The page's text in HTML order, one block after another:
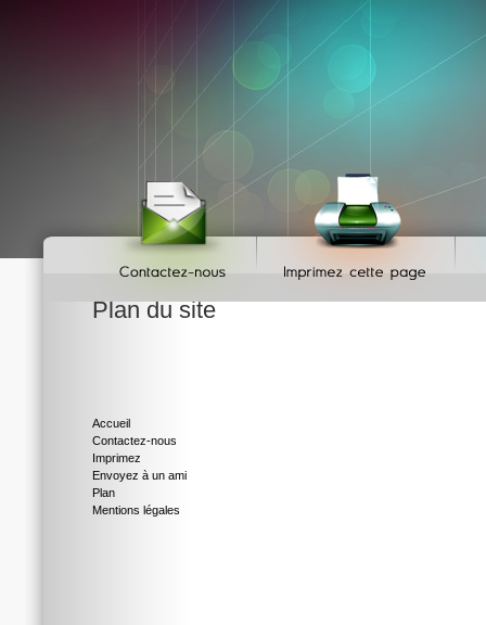
Plan du site
Accueil
Contactez-nous
Imprimez
Envoyez à un ami
Plan
Mentions légales